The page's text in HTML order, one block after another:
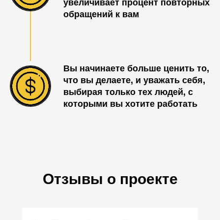
увеличивает процент повторных
обращений к вам
Вы начинаете больше ценить то,
что вы делаете, и уважать себя,
выбирая только тех людей, с
которыми вы хотите работать
Отзывы о проекте